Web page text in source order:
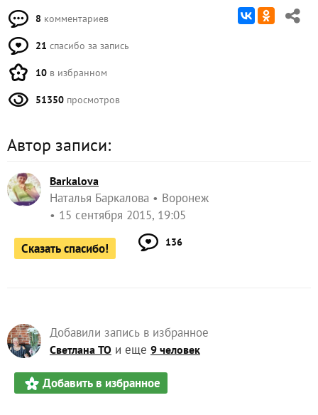
8 комментариев
21 спасибо за запись
10 в избранном
51350 просмотров
Автор записи:
Barkalova
Наталья Баркалова
Воронеж
15 сентября 2015, 19:05
Сказать спасибо! 136
Добавили запись в избранное
Светлана ТО и еще 9 человек
Добавить в избранное